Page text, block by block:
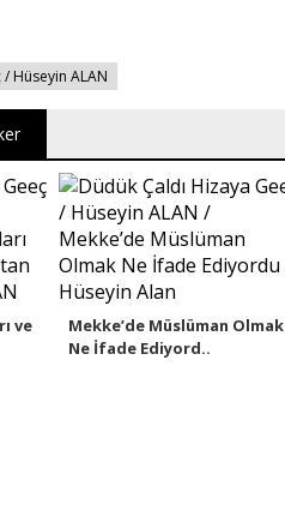
Hüseyin ALAN
ve
Mekke’de Müslüman Olmak
Ne İfade Ediyord..